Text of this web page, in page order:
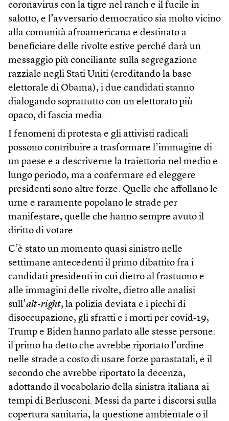
coronavirus con la tigre nel ranch e il fucile in
salotto, e l’avversario democratico sia molto vicino
alla comunità afroamericana e destinato a
beneficiare delle rivolte estive perché darà un
messaggio più conciliante sulla segregazione
razziale negli Stati Uniti (ereditando la base
elettorale di Obama), i due candidati stanno
dialogando soprattutto con un elettorato più
opaco, di fascia media.
I fenomeni di protesta e gli attivisti radicali
possono contribuire a trasformare l’immagine di
un paese e a descriverne la traiettoria nel medio e
lungo periodo, ma a confermare ed eleggere
presidenti sono altre forze. Quelle che affollano le
urne e raramente popolano le strade per
manifestare, quelle che hanno sempre avuto il
diritto di votare.
C’è stato un momento quasi sinistro nelle
settimane antecedenti il primo dibattito fra i
candidati presidenti in cui dietro al frastuono e
alle immagini delle rivolte, dietro alle analisi
sull’alt-right, la polizia deviata e i picchi di
disoccupazione, gli sfratti e i morti per covid-19,
Trump e Biden hanno parlato alle stesse persone:
il primo ha detto che avrebbe riportato l’ordine
nelle strade a costo di usare forze parastatali, e il
secondo che avrebbe riportato la decenza,
adottando il vocabolario della sinistra italiana ai
tempi di Berlusconi. Messi da parte i discorsi sulla
copertura sanitaria, la questione ambientale o il